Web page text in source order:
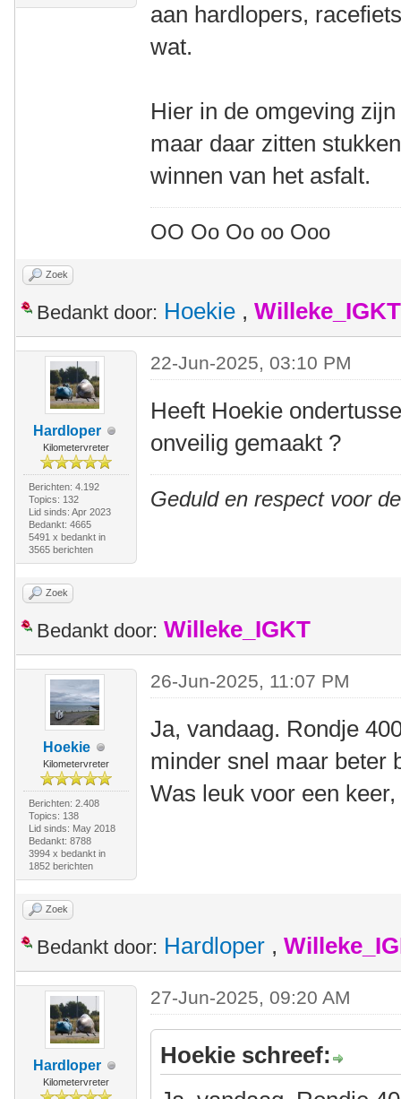
aan hardlopers,
wat.
Hier in de omgeving
maar daar zitten
winnen van het asfalt.
OO Oo Oo oo Ooo
Zoek
Bedankt door: Hoekie , Willeke_IGKT
Hardloper
Kilometervreter
Berichten: 4.192
Topics: 132
Lid sinds: Apr 2023
Bedankt: 4665
5491 x bedankt in
3565 berichten
22-Jun-2025, 03:10 PM
Heeft Hoekie
onveilig gemaakt ?
Geduld en respect voor
Zoek
Bedankt door: Willeke_IGKT
Hoekie
Kilometervreter
Berichten: 2.408
Topics: 138
Lid sinds: May 2018
Bedankt: 8788
3994 x bedankt in
1852 berichten
26-Jun-2025, 11:07 PM
Ja, vandaag. Rondje
minder snel maar beter
Was leuk voor een
Zoek
Bedankt door: Hardloper ,
Hardloper
Kilometervreter
27-Jun-2025, 09:20 AM
Hoekie schreef: